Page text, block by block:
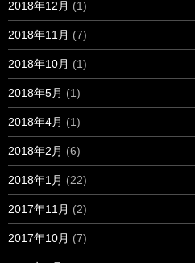
2018年12月 (1)
2018年11月 (7)
2018年10月 (1)
2018年5月 (1)
2018年4月 (1)
2018年2月 (6)
2018年1月 (22)
2017年11月 (2)
2017年10月 (7)